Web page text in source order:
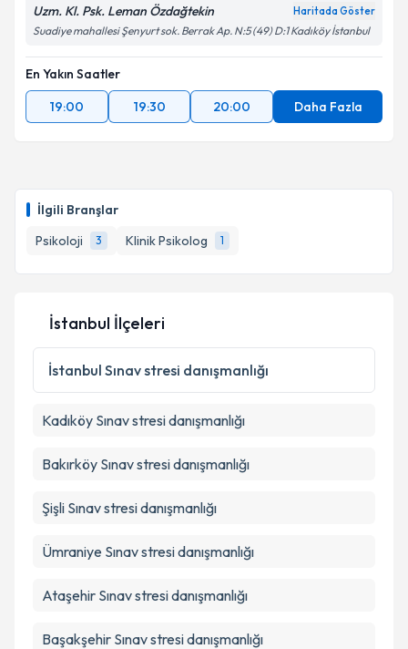
İlgili Branşlar
Psikoloji
3 Klinik Psikolog 1
Uzm. Kl. Psk. Leman Özdağtekin Haritada Göster
Suadiye mahallesi Şenyurt sok. Berrak Ap. N:5 (49) D:1 Kadıköy İstanbul
En Yakın Saatler
19:00
19:30 20:00 Daha Fazla
İstanbul İlçeleri
İstanbul Sınav stresi danışmanlığı
Kadıköy Sınav stresi danışmanlığı
Bakırköy Sınav stresi danışmanlığı
Şişli Sınav stresi danışmanlığı
Ümraniye Sınav stresi danışmanlığı
Ataşehir Sınav stresi danışmanlığı
Başakşehir Sınav stresi danışmanlığı